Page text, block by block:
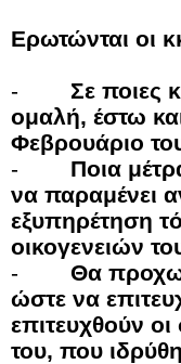
Ερωτώνται οι
-
Σε ποιες
ομαλή, έστω
Φεβρουάριο
-
Ποια
να παραμένει
εξυπηρέτηση
οικογενειών
-
Θα
ώστε να
επιτευχθούν
του, που